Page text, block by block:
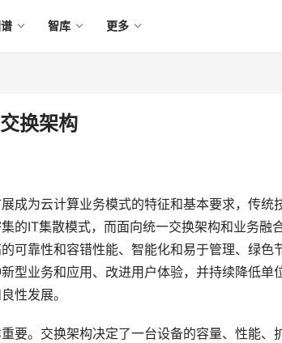
智库 更多
换架构
成为云计算业务模式的特征和基本要求，传统
的IT集散模式，而面向统一交换架构和业务融合
可靠性和容错性能、智能化和易于管理、绿色
型业务和应用、改进用户体验，并持续降低单
性发展。
要。交换架构决定了一台设备的容量、性能、